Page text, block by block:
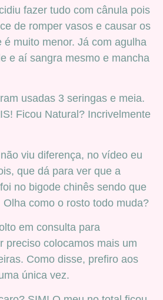
fazer tudo com cânula pois
de romper vasos e causar os
é muito menor. Já com agulha
e aí sangra mesmo e mancha
usadas 3 seringas e meia.
Ficou Natural? Incrivelmente
viu diferença, no vídeo eu
que dá para ver que a
no bigode chinês sendo que
como o rosto todo muda?
em consulta para
preciso colocamos mais um
Como disse, prefiro aos
única vez.